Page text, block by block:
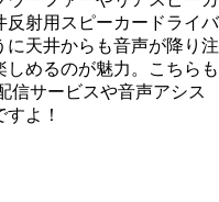
反射用スピーカードライバ
天井からも音声が降り注
めるのが魅力。こちらも
信サービスや音声アシス
よ！